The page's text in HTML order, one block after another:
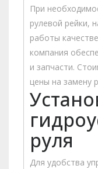
При
рулевой рейки,
работы
компания
и запчасти.
цены на замену
руля
Для удобства